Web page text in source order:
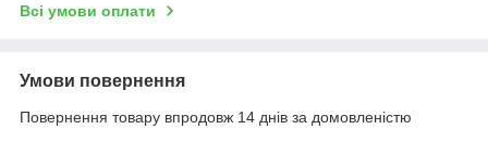
Всі умови оплати
Умови повернення
Повернення товару впродовж 14 днів за домовленістю